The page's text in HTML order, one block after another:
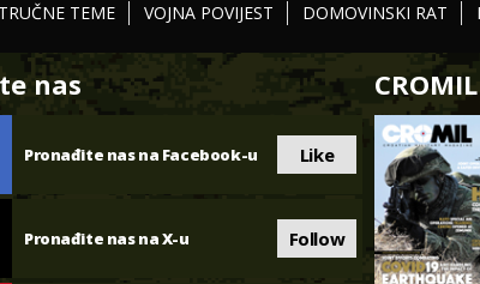
TEME VOJNA POVIJEST DOMOVINSKI RAT
nas
Pronađite nas na Facebook-u Like
Pronađite nas na X-u Follow